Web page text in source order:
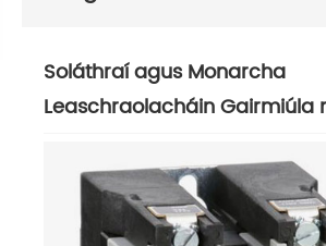
Soláthraí agus Monarcha
Leaschraolacháin Gairmiúla